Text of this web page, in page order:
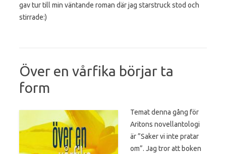
gav tur till min väntande roman där jag starstruck stod och
stirrade:)
Över en vårfika börjar ta
form
Temat denna gång för
Aritons novellantologi
är ”Saker vi inte pratar
om”. Jag tror att boken